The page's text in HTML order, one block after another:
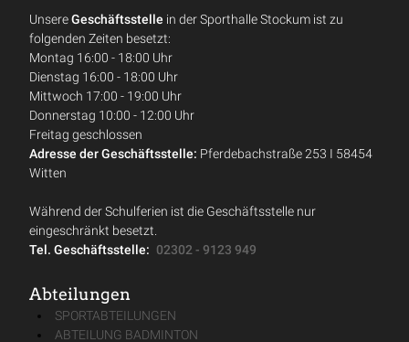
UnsereGeschäftsstelle in der Sporthalle Stockum ist zu
folgenden Zeiten besetzt:
Montag 16:00 - 18:00 Uhr
Dienstag 16:00 - 18:00 Uhr
Mittwoch 17:00 - 19:00 Uhr
Donnerstag 10:00 - 12:00 Uhr
Freitag geschlossen
Adresse der Geschäftsstelle: Pferdebachstraße 253 I 58454
Witten
Während der Schulferien ist die Geschäftsstelle nur
eingeschränkt besetzt.
Tel. Geschäftsstelle: 02302 - 9123 949
Abteilungen
SPORTABTEILUNGEN
ABTEILUNG BADMINTON